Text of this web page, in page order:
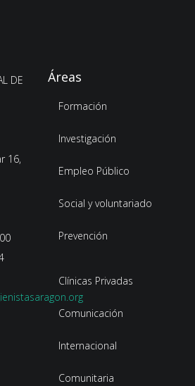
DE
16,
Áreas
Formación
Investigación
Empleo Público
Social y voluntariado
Prevención
Clínicas Privadas
Comunicación
Internacional
Comunitaria